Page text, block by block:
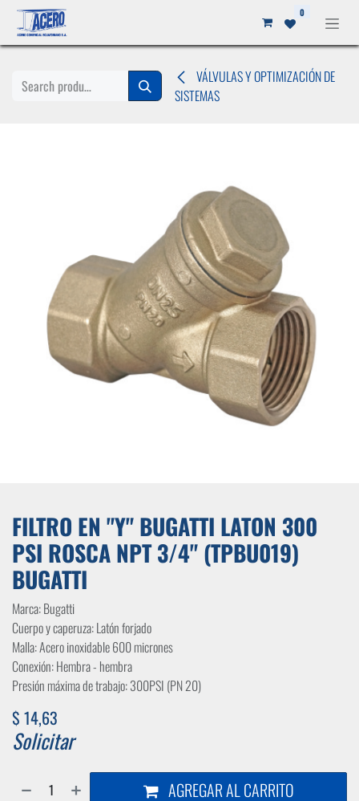
Ir al contenido 0
VÁLVULAS Y OPTIMIZACIÓN DE
SISTEMAS
FILTRO EN "Y" BUGATTI LATON 300
PSI ROSCA NPT 3/4" (TPBU019)
BUGATTI
Marca: Bugatti
Cuerpo y caperuza: Latón forjado
Malla: Acero inoxidable 600 micrones
Conexión: Hembra - hembra
Presión máxima de trabajo: 300PSI (PN 20)
$ 14,63
Solicitar
AGREGAR AL CARRITO